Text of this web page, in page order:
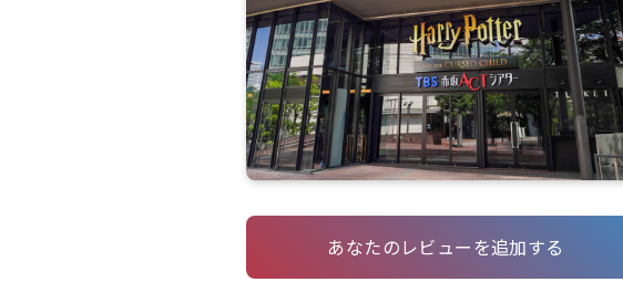
あなたのレビューを追加する